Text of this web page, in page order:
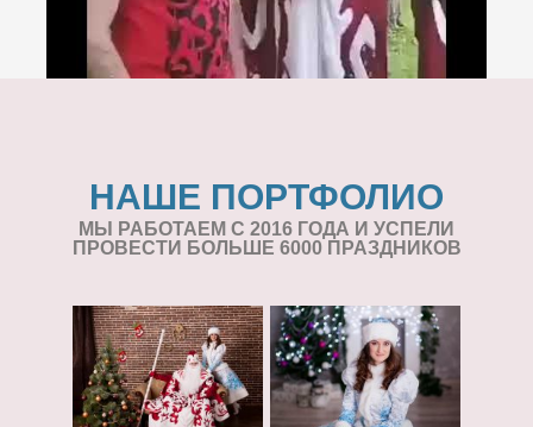
НАШЕ ПОРТФОЛИО
МЫ РАБОТАЕМ С 2016 ГОДА И УСПЕЛИ
ПРОВЕСТИ БОЛЬШЕ 6000 ПРАЗДНИКОВ